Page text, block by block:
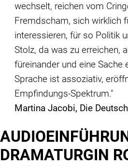
wechselt, reichen vom
Fremdscham, sich wirklich
interessieren, für so Politik
Stolz, da was zu erreichen,
füreinander und eine Sache
Sprache ist assoziativ,
Empfindungs-Spektrum."
Martina Jacobi, Die
DRAMATURGIN